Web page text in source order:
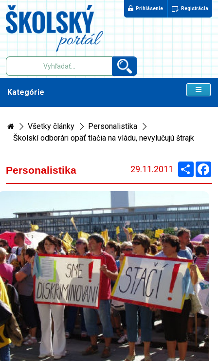
Prihlásenie Registrácia
Kategórie
Všetky články
Personalistika
Školskí odborári opäť tlačia na vládu, nevylučujú štrajk
Personalistika 29.11.2011 Zdieľaj